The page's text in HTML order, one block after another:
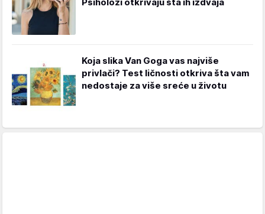
Koja slika Van Goga vas najviše
privlači? Test ličnosti otkriva šta vam
nedostaje za više sreće u životu